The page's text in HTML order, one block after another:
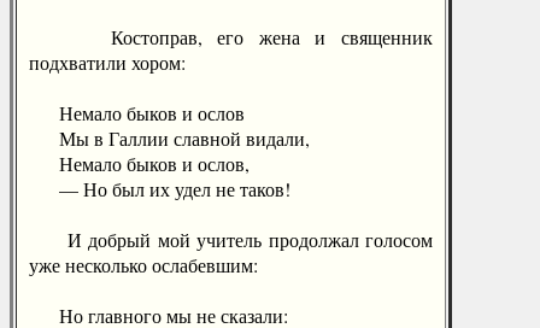
Костоправ, его жена и священник
подхватили хором:
Немало быков и ослов
Мы в Галлии славной видали,
Немало быков и ослов,
— Но был их удел не таков!
И добрый мой учитель продолжал голосом
уже несколько ослабевшим:
Но главного мы не сказали: